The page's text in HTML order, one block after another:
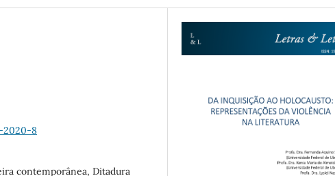
2020-8
contemporânea, Ditadura